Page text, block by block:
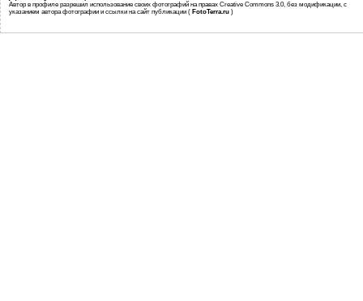
Автор в профиле разрешил использование своих фотографий на правах Creative Commons 3.0, без модификации, с
указанием автора фотографии и ссылки на сайт публикации ( FotoTerra.ru )